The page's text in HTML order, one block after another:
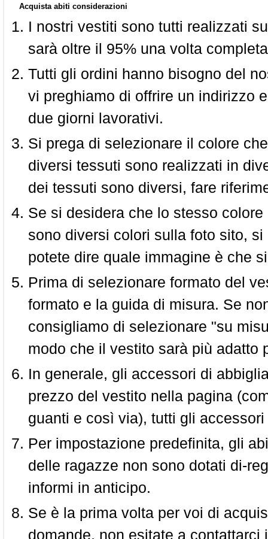
Acquista abiti considerazioni
I nostri vestiti sono tutti realizzati
sarà oltre il 95% una volta
Tutti gli ordini hanno bisogno del
vi preghiamo di offrire un indirizzo
due giorni lavorativi.
Si prega di selezionare il colore
diversi tessuti sono realizzati in
dei tessuti sono diversi, fare
Se si desidera che lo stesso
sono diversi colori sulla foto sito,
potete dire quale immagine è che
Prima di selezionare formato del
formato e la guida di misura. Se
consigliamo di selezionare "su
modo che il vestito sarà più adatto
In generale, gli accessori di
prezzo del vestito nella pagina
guanti e così via), tutti gli
Per impostazione predefinita, gli
delle ragazze non sono dotati di-
informi in anticipo.
Se è la prima volta per voi di
domande, non esitate a